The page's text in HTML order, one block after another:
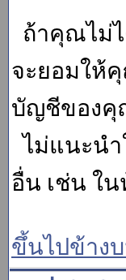
ถ้าคุณไม่
จะยอมให้
บัญชีของคุ
ไม่แนะน
อื่น เช่น ใน
ขึ้นไปข้าง